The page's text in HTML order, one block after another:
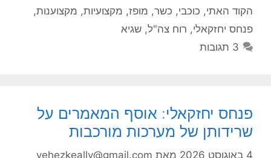
הקוד האתי, כוכבי, כשר, מופז, מקצועיות, מקצוענות,
פנחס יחזקאלי, רוח צה"ל, שגיא
3 תגובות
פנחס יחזקאלי: אוסף המאמרים על
שרידותן של מערכות מורכבות
4 באוגוסט 2026 מאת yehezkeally@gmail.com